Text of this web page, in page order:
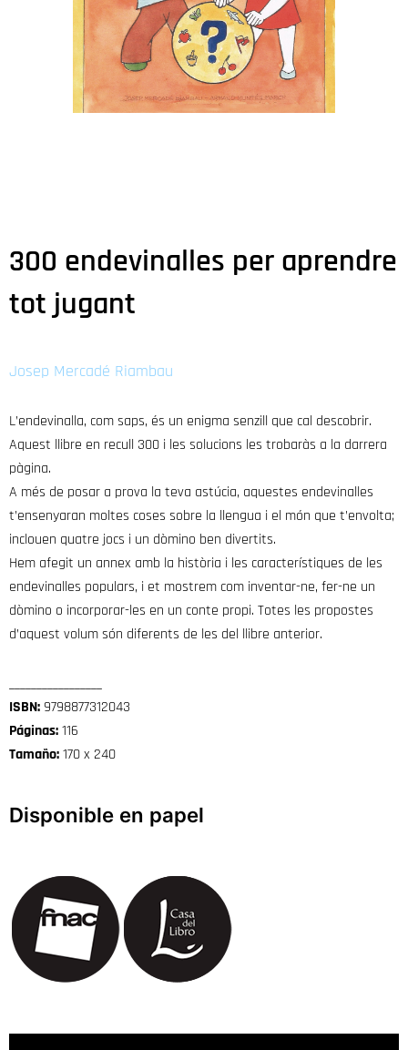
300 endevinalles per aprendre
tot jugant
Josep Mercadé Riambau
L’endevinalla, com saps, és un enigma senzill que cal descobrir.
Aquest llibre en recull 300 i les solucions les trobaràs a la darrera
pàgina.
A més de posar a prova la teva astúcia, aquestes endevinalles
t’ensenyaran moltes coses sobre la llengua i el món que t’envolta;
inclouen quatre jocs i un dòmino ben divertits.
Hem afegit un annex amb la història i les característiques de les
endevinalles populars, i et mostrem com inventar-ne, fer-ne un
dòmino o incorporar-les en un conte propi. Totes les propostes
d’aquest volum són diferents de les del llibre anterior.
ISBN:9798877312043
Páginas:116
Tamaño:170 x 240
Disponible en papel